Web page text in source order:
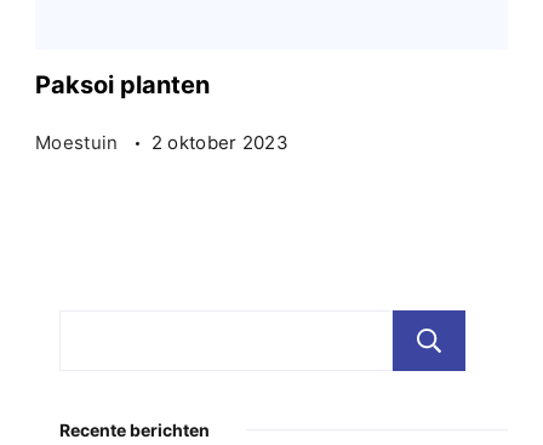
Paksoi planten
Moestuin 2 oktober 2023
Recente berichten